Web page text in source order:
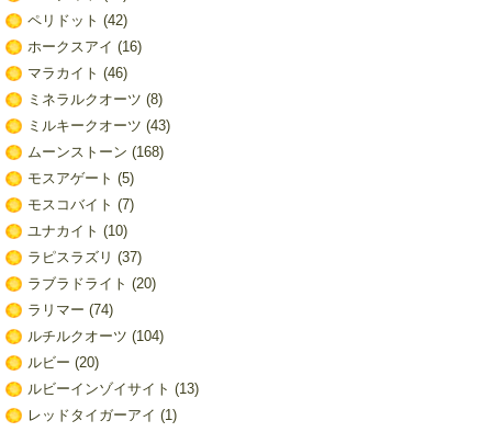
ペリドット (42)
ホークスアイ (16)
マラカイト (46)
ミネラルクオーツ (8)
ミルキークオーツ (43)
ムーンストーン (168)
モスアゲート (5)
モスコバイト (7)
ユナカイト (10)
ラピスラズリ (37)
ラブラドライト (20)
ラリマー (74)
ルチルクオーツ (104)
ルビー (20)
ルビーインゾイサイト (13)
レッドタイガーアイ (1)